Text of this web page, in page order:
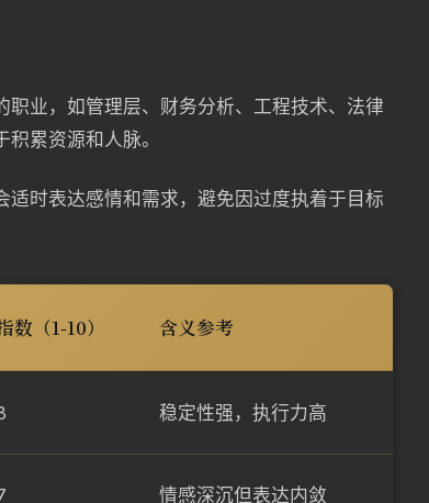
业，如管理层、财务分析、工程技术、法律
累资源和人脉。
时表达感情和需求，避免因过度执着于目标
数（1-10） 含义参考
稳定性强，执行力高
情感深沉但表达内敛